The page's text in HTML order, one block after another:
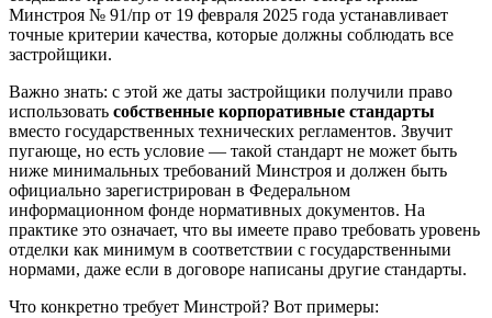
Минстроя № 91/пр от 19 февраля 2025 года устанавливает
точные критерии качества, которые должны соблюдать все
застройщики.
Важно знать: с этой же даты застройщики получили право
использовать собственные корпоративные стандарты
вместо государственных технических регламентов. Звучит
пугающе, но есть условие — такой стандарт не может быть
ниже минимальных требований Минстроя и должен быть
официально зарегистрирован в Федеральном
информационном фонде нормативных документов. На
практике это означает, что вы имеете право требовать уровень
отделки как минимум в соответствии с государственными
нормами, даже если в договоре написаны другие стандарты.
Что конкретно требует Минстрой? Вот примеры: